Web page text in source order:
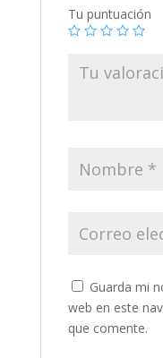
Tu puntuación
Guarda mi
web en este
que comente.